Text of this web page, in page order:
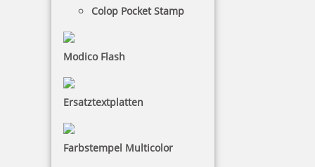
Colop Pocket Stamp
Modico Flash
Ersatztextplatten
Farbstempel Multicolor